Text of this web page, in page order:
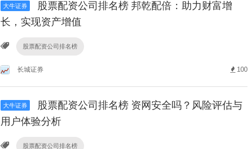
大牛证券
股票配资公司排名榜 邦乾配倍：助力财富增
长，实现资产增值
股票配资公司排名榜
长城证券 100
大牛证券
股票配资公司排名榜 资网安全吗？风险评估与
用户体验分析
股票配资公司排名榜